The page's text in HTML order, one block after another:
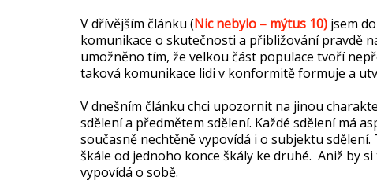
V dřívějším článku (Nic nebylo – mýtus 10) jsem
komunikace o skutečnosti a přibližování pravdě
umožněno tím, že velkou část populace tvoří
taková komunikace lidi v konformitě formuje a
V dnešním článku chci upozornit na jinou
sdělení a předmětem sdělení. Každé sdělení má
současně nechtěně vypovídá i o subjektu
škále od jednoho konce škály ke druhé. Aniž by
vypovídá o sobě.